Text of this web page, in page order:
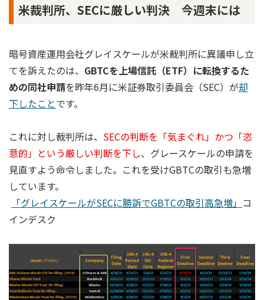
米裁判所、SECに厳しい判決 今週末には
暗号資産運用会社グレイスケールが米裁判所に異議申し立
てを訴えたのは、 GBTCを上場信託（ETF）に転換するた
めの同社申請を昨年6月に米証券取引委員会（SEC）が却
下したことです。
これに対し裁判所は、 SECの判断を「気まぐれ」かつ「恣
意的」という厳しい判断を下し、グレースケールの申請を
見直すよう命令しました。これを受けGBTCの取引も急増
しています。
「グレイスケールがSECに勝訴でGBTCの取引高急増」 コ
インデスク